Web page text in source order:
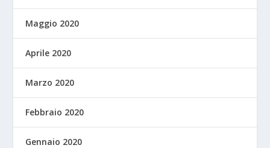
Maggio 2020
Aprile 2020
Marzo 2020
Febbraio 2020
Gennaio 2020